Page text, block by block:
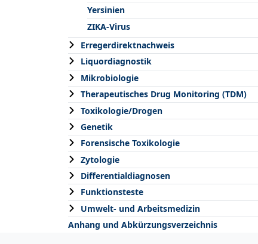
Yersinien
ZIKA-Virus
Erregerdirektnachweis
Liquordiagnostik
Mikrobiologie
Therapeutisches Drug Monitoring (TDM)
Toxikologie/Drogen
Genetik
Forensische Toxikologie
Zytologie
Differentialdiagnosen
Funktionsteste
Umwelt- und Arbeitsmedizin
Anhang und Abkürzungsverzeichnis